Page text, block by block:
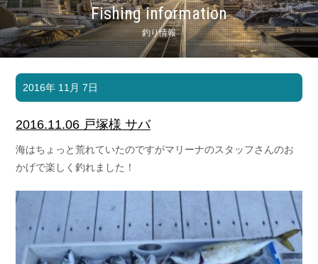
Fishing information
釣り情報
マリンクラブ
マリンライフを堪能したい！
ボート販売
ボート免許
長年の実績と信頼！
店舗情報
お問い合わせ
Contact us
会社概要
Company
採用情報 リンク集
2016年 11月 7日
2016.11.06 戸塚様 サバ
海はちょっと荒れていたのですがマリーナのスタッフさんのお
かげで楽しく釣れました！